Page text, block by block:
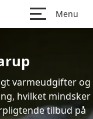
Menu
varmeudgifter og
hvilket mindsker
tilbud på